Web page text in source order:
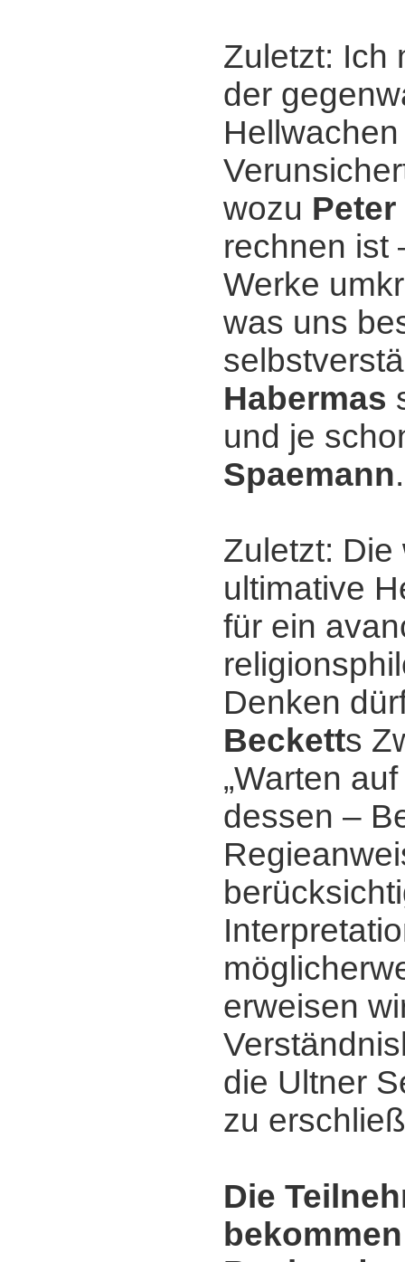
Zuletzt: Ich
der
wozu
rechnen ist
Werke
was uns
Habermas
und je
Spaemann.
Zuletzt: Die
ultimative
für ein
Denken
Becketts
„Warten
dessen ‒
erweisen
die Ultner
zu
Die